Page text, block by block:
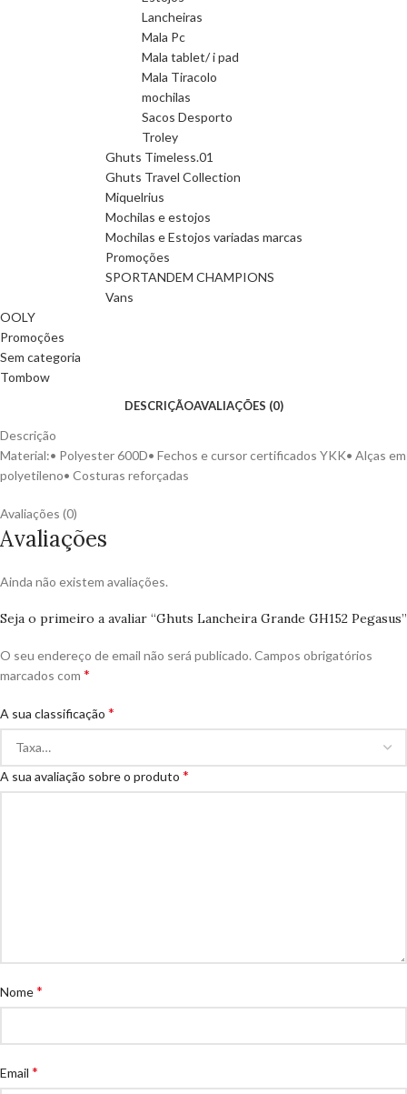
Lancheiras
Mala Pc
Mala tablet/ i pad
Mala Tiracolo
mochilas
Sacos Desporto
Troley
Ghuts Timeless.01
Ghuts Travel Collection
Miquelrius
Mochilas e estojos
Mochilas e Estojos variadas marcas
Promoções
SPORTANDEM CHAMPIONS
Vans
OOLY
Promoções
Sem categoria
Tombow
DESCRIÇÃOAVALIAÇÕES (0)
Descrição
Material:• Polyester 600D• Fechos e cursor certificados YKK• Alças em
polyetileno• Costuras reforçadas
Avaliações (0)
Avaliações
Ainda não existem avaliações.
Seja o primeiro a avaliar “Ghuts Lancheira Grande GH152 Pegasus”
O seu endereço de email não será publicado. Campos obrigatórios
marcados com *
A sua classificação *
A sua avaliação sobre o produto *
Nome*
Email *